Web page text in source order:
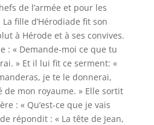
de l’armée et pour les
fille d’Hérodiade fit son
à Hérode et à ses convives.
: « Demande-moi ce que tu
» Et il lui fit ce serment: «
je te le donnerai,
de mon royaume. » Elle sortit
: « Qu’est-ce que je vais
répondit : « La tête de Jean,